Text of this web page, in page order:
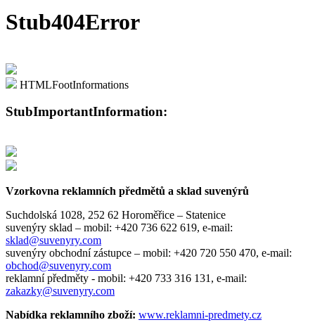
Stub404Error
HTMLFootInformations
StubImportantInformation:
Vzorkovna reklamních předmětů a sklad suvenýrů
Suchdolská 1028, 252 62 Horoměřice – Statenice
suvenýry sklad – mobil: +420 736 622 619, e-mail:
sklad@suvenyry.com
suvenýry obchodní zástupce – mobil: +420 720 550 470, e-mail:
obchod@suvenyry.com
reklamní předměty - mobil: +420 733 316 131, e-mail:
zakazky@suvenyry.com
Nabídka reklamního zboží: www.reklamni-predmety.cz